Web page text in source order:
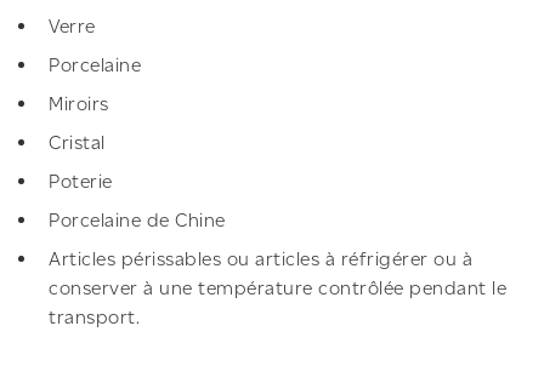
Verre
Porcelaine
Miroirs
Cristal
Poterie
Porcelaine de Chine
Articles périssables ou articles à réfrigérer ou à
conserver à une température contrôlée pendant le
transport.